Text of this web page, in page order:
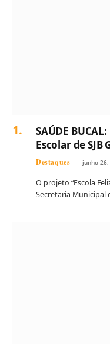
SAÚDE
Escolar de
Destaques junho
O projeto “Escola
Secretaria Municipal